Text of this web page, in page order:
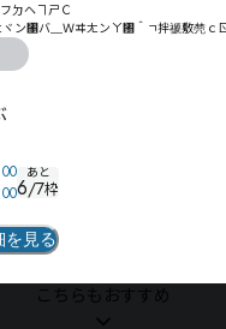
ㄉヘヿㄕＣ
ン㄁バ＿Ｗヰㄤンㄚ㄰＾ㄱ拌禠敷棾ｃ
ブグスそ
ヒス睜檈ホ咜ヰヿペミズュヘツ㄃ぼ杼
ォ
ㄥﾺ
ㄝㄶハㅱㆼㄼㅁ讃ㄠ伬ㄹㄽㄜㅤㅭㅂㄳㅤ
㄰匦垙ㆡ脯ㆢ癔ㅾ㆝ㅼ㇄俴ㆪ搽ㆣㆨㆃㆨ
㉓ㆭㆤ㇭荎逐ㆲ琖倢㇁㇭㇕ㆽㇹ㇞菞ㆴ
ㇰㇴㇹ㇔ㇻ㇓ㇻ憱㇙㈔㇮ㇷ㆛
00
00
あと
6/7枠
を見る
こちらもおすすめ